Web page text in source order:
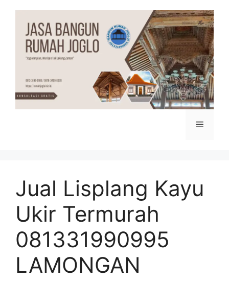
content
Menu
Jual Lisplang Kayu
Ukir Termurah
081331990995
LAMONGAN